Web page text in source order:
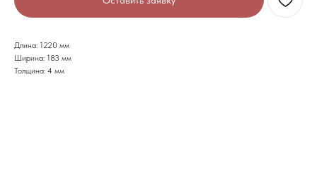
Длина: 1220 мм
Ширина: 183 мм
Толщина: 4 мм